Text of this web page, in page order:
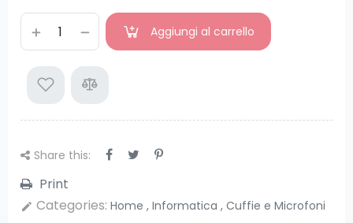
Aggiungi al carrello
Share this:
Print
edit Categories: Home , Informatica , Cuffie e Microfoni